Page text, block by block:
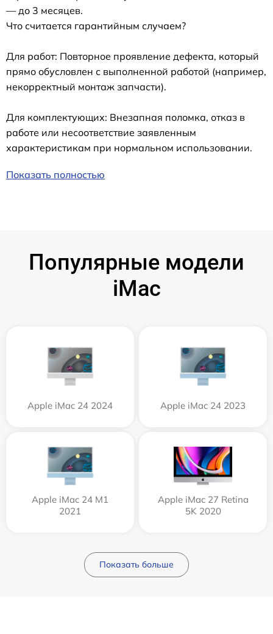
— до 3 месяцев.
Что считается гарантийным случаем?
Для работ: Повторное проявление дефекта, который
прямо обусловлен с выполненной работой (например,
некорректный монтаж запчасти).
Для комплектующих: Внезапная поломка, отказ в
работе или несоответствие заявленным
характеристикам при нормальном использовании.
Показать полностью
Популярные модели
iMac
Apple iMac 24 2024 Apple iMac 24 2023
Apple iMac 24 M1
2021
Apple iMac 27 Retina
5K 2020
Показать больше